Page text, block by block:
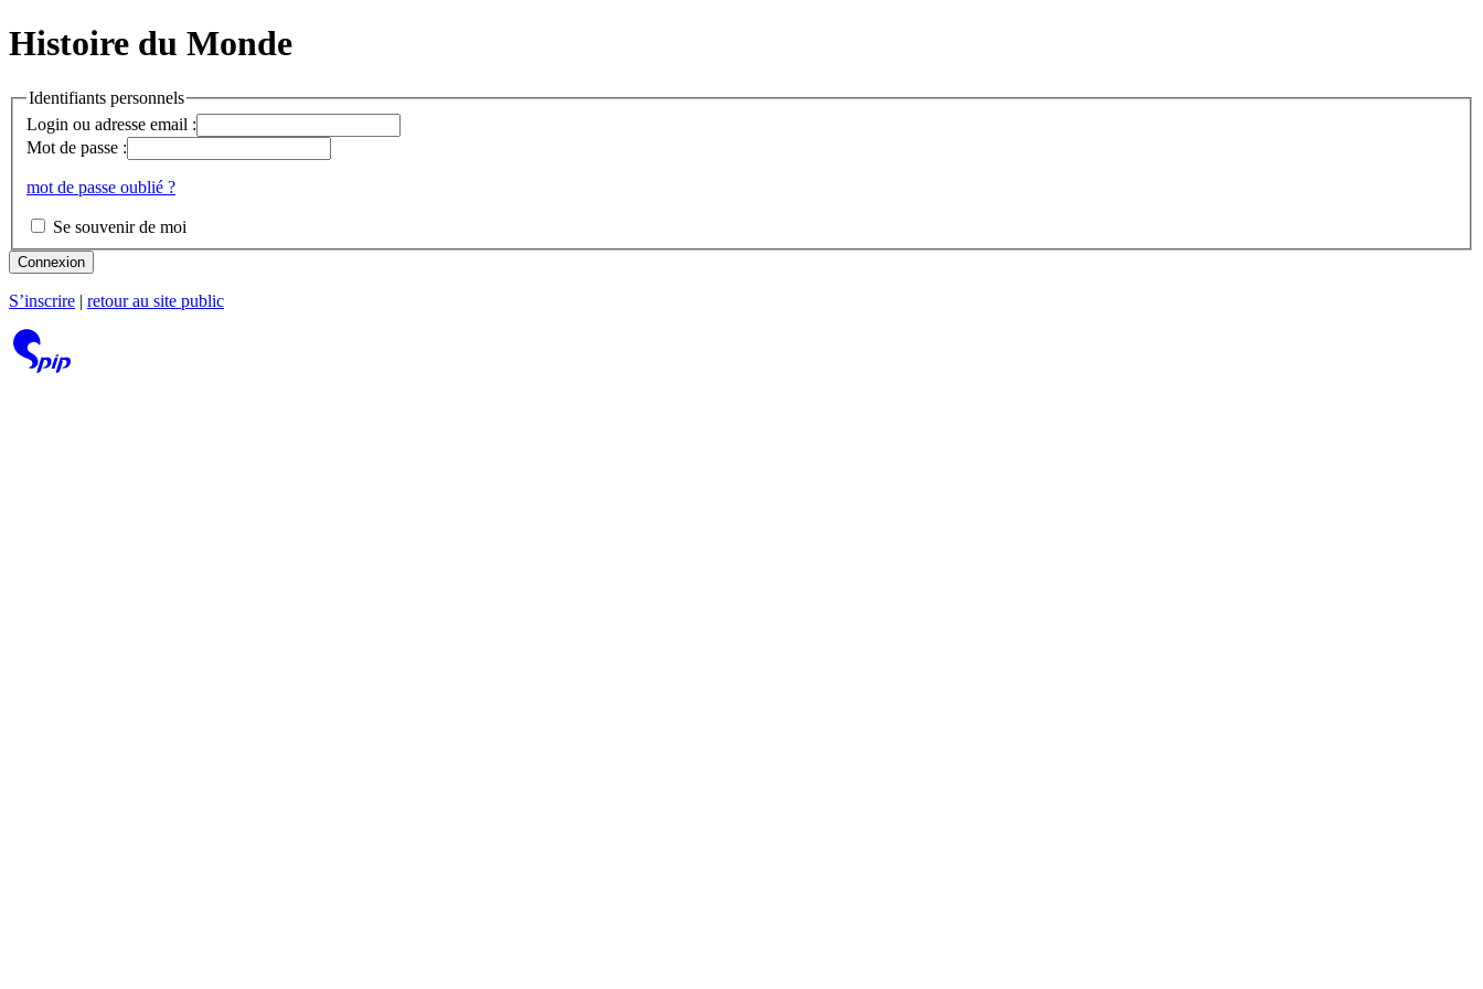
Histoire du Monde
Identifiants personnels
Login ou adresse email :
Mot de passe :
mot de passe oublié ?
Se souvenir de moi
Connexion
S’inscrire retour au site public